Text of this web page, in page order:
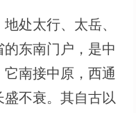
处太行、太岳、
东南门户，是中
南接中原，西通
不衰。其自古以